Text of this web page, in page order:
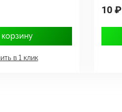
корзину
в 1 клик
10 ₽